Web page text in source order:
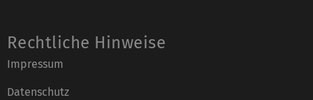
Rechtliche Hinweise
Impressum
Datenschutz